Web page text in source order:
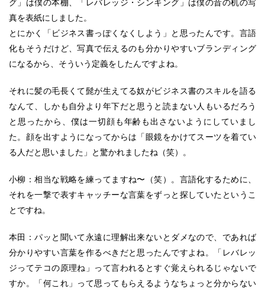
グ」は僕の本棚、「レバレッジ・シンキング」は僕の昔の机の写
真を表紙にしました。
とにかく「ビジネス書っぽくなくしよう」と思ったんです。言語
化もそうだけど、写真で伝えるのも分かりやすいブランディング
になるから、そういう定義をしたんですよね。
それに髪の毛長くて髭が生えてる奴がビジネス書のスキルを語る
なんて、しかも自分より年下だと思うと読まない人もいるだろう
と思ったから、僕は一切顔も年齢も出さないようにしていまし
た。顔を出すようになってからは「眼鏡をかけてスーツを着てい
る人だと思いました」と驚かれましたね（笑）。
小柳：相当な戦略を練ってますね〜（笑）。言語化するために、
それを一撃で表すキャッチーな言葉をずっと探していたというこ
とですね。
本田：パッと聞いて永遠に理解出来ないとダメなので、であれば
分かりやすい言葉を作るべきだと思ったんですよね。「レバレッ
ジってテコの原理ね」って言われるとすぐ覚えられるじゃないで
すか。「何これ」って思ってもらえるようなちょっと分からない